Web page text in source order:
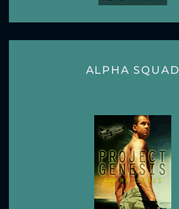
ALPHA SQUAD